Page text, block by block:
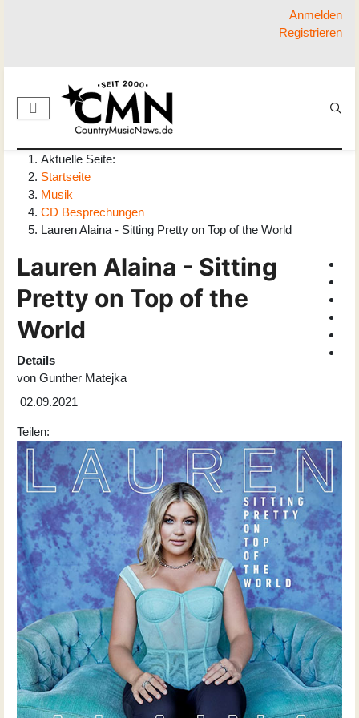
Anmelden
Registrieren
Aktuelle Seite:
Startseite
Musik
CD Besprechungen
Lauren Alaina - Sitting Pretty on Top of the World
Lauren Alaina - Sitting
Pretty on Top of the
World
Details
von Gunther Matejka
02.09.2021
Teilen: